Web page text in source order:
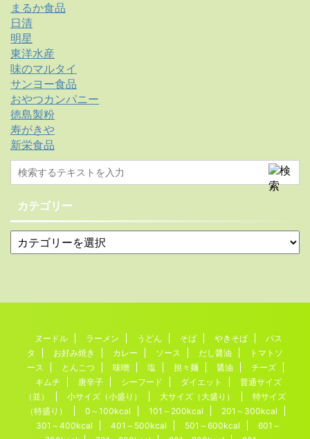
まるか食品
日清
明星
東洋水産
味のマルタイ
サンヨー食品
おやつカンパニー
徳島製粉
寿がきや
新栄食品
カテゴリー
ヌードル ラーメン うどん そば やきそば
パス
タ
お好み焼き カレー ソース だし醤油
トマトソ
ース
とんこつ 味噌 塩 担々麺 醤油
チーズ
キムチ
唐辛子 シーフード ダイエット
普通サイズ
（並）
小サイズ（小盛り） 大サイズ（大盛り）
特サイズ
（特盛り）
0～100kcal 101～200kcal
201～300kcal
301～400kcal
401～500kcal 501～600kcal
601～